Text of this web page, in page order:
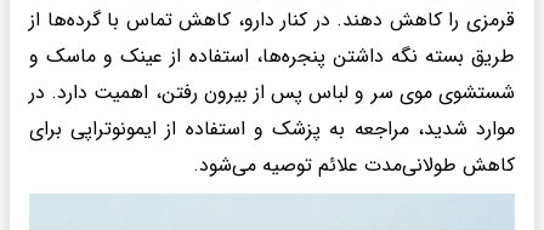
قرمزی را کاهش دهند. در کنار دارو، کاهش تماس با گرده‌ها از
طریق بسته نگه داشتن پنجره‌ها، استفاده از عینک و ماسک و
شستشوی موی سر و لباس پس از بیرون رفتن، اهمیت دارد. در
موارد شدید، مراجعه به پزشک و استفاده از ایمونوتراپی برای
کاهش طولانی‌مدت علائم توصیه می‌شود.